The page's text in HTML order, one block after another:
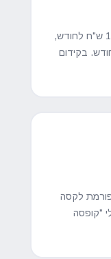
עובד SEO פנימי עולה 15,000-25,000 ש"ח לחודש,
15,000 ש"ח לחודש. בקידום
לקסה
"קופסה